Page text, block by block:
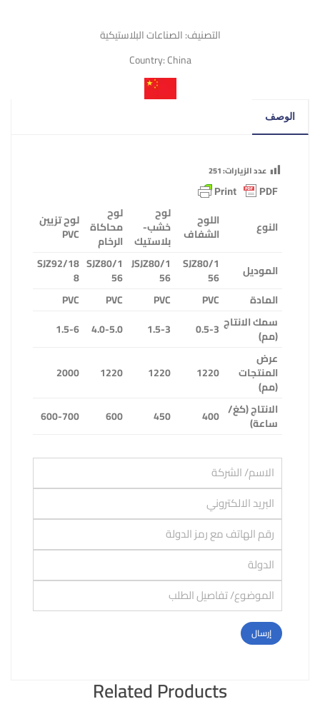
التصنيف:الصناعات البلاستيكية
Country:China
الوصف
عدد الزيارات:251
النوع اللوح
الشفاف
لوح
خشب-
بلاستيك
لوح
محاكاة
الرخام
لوح تزيين
PVC
الموديل
SJZ80/1
56
JSJZ80/1
56
SJZ80/1
56
SJZ92/18
8
المادة
PVC
PVC
PVC
PVC
سمك الانتاج
(مم) 0.5-3
1.5-3
4.0-5.0
1.5-6
عرض
المنتجات
(مم)
1220
1220
1220
2000
الانتاج (كغ/
ساعة) 400
450
600
600-700
Related Products